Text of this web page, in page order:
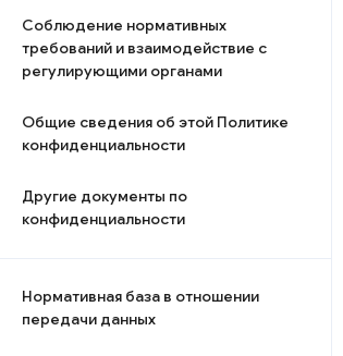
Соблюдение нормативных
требований и взаимодействие с
регулирующими органами
Общие сведения об этой Политике
конфиденциальности
Другие документы по
конфиденциальности
Нормативная база в отношении
передачи данных